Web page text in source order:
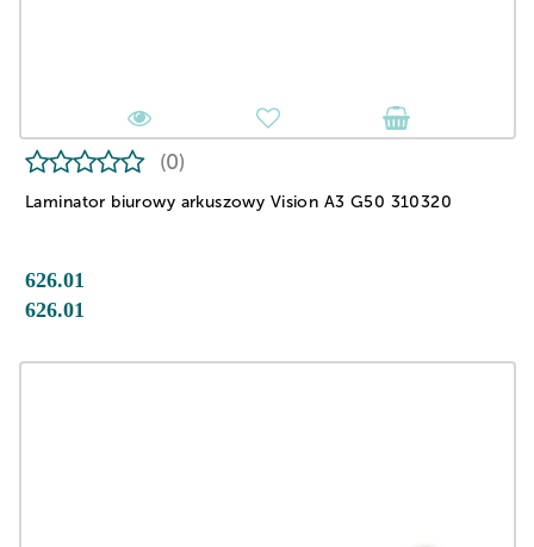
Laminator biurowy arkuszowy Vision A3 G50 310320
(0)
626.01
626.01